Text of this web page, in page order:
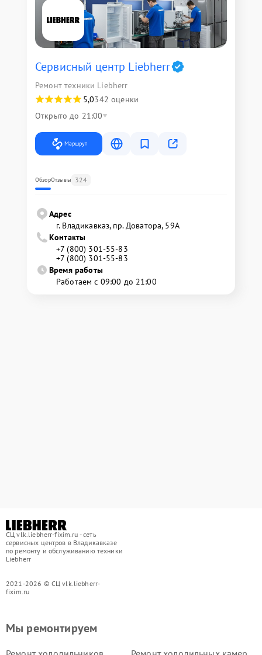
Сервисный центр Liebherr
Ремонт техники Liebherr
5,0342 оценки
Открыто до 21:00
Маршрут
ОбзорОтзывы 324
Адрес
г. Владикавказ, пр. Доватора, 59А
Контакты
+7 (800) 301-55-83
+7 (800) 301-55-83
Время работы
Работаем с 09:00 до 21:00
СЦ vlk.liebherr-fixim.ru - сеть
сервисных центров в Владикавказе
по ремонту и обслуживанию техники
Liebherr
2021-2026 © СЦ vlk.liebherr-
fixim.ru
Мы ремонтируем